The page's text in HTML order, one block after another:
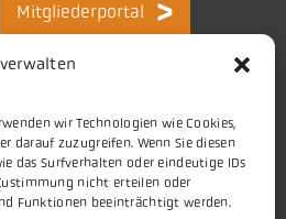
wir Technologien wie Cookies,
darauf zuzugreifen. Wenn Sie diesen
das Surfverhalten oder eindeutige IDs
nicht erteilen oder
Funktionen beeinträchtigt werden.
Mitgliederportal
Stellenmarkt
Aktuelles